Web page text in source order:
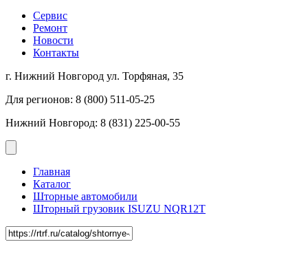
Сервис
Ремонт
Новости
Контакты
г. Нижний Новгород ул. Торфяная, 35
Для регионов: 8 (800) 511-05-25
Нижний Новгород: 8 (831) 225-00-55
Главная
Каталог
Шторные автомобили
Шторный грузовик ISUZU NQR12T